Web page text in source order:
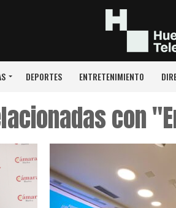
DEPORTES ENTRETENIMIENTO
con